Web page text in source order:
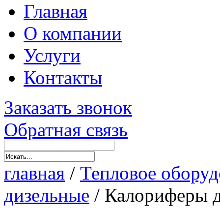
Главная
О компании
Услуги
Контакты
Заказать звонок
Обратная связь
главная / Тепловое
дизельные / Калориферы